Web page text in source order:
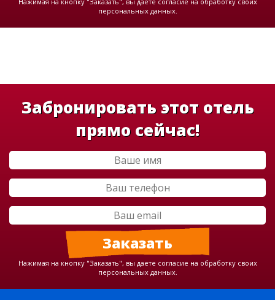
персональных данных.
Забронировать этот отель
прямо сейчас!
Нажимая на кнопку "Заказать", вы даете согласие на обработку своих
персональных данных.